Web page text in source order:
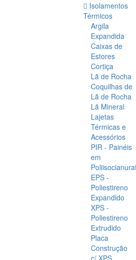
Isolamentos
Térmicos
Argila
Expandida
Caixas de
Estores
Cortiça
Lã de Rocha
Coquilhas de
Lã de Rocha
Lã Mineral
Lajetas
Térmicas e
Acessórios
PIR - Painéis
em
EPS -
Poliestireno
Expandido
XPS -
Poliestireno
Extrudido
Placa
Construção
c/ XPS